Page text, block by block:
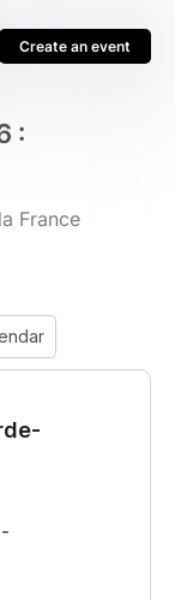
Create an event
:
France